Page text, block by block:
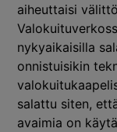
aiheuttaisi
nykyaikaisilla
onnistuisikin
salattu siten,
avaimia on